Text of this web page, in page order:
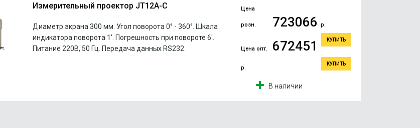
Измерительный проектор JT12A-C
Диаметр экрана 300 мм. Угол поворота 0° - 360°. Шкала
индикатора поворота 1'. Погрешность при повороте 6'.
Питание 220В, 50 Гц. Передача данных RS232.
Цена
розн. 723066 р.
КУПИТЬ
Цена опт. 672451
р.
КУПИТЬ
В наличии